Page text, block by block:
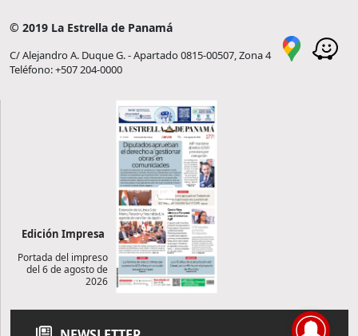
© 2019 La Estrella de Panamá
C/ Alejandro A. Duque G. - Apartado 0815-00507, Zona 4
Teléfono: +507 204-0000
Edición Impresa
Portada del impreso
del 6 de agosto de
2026